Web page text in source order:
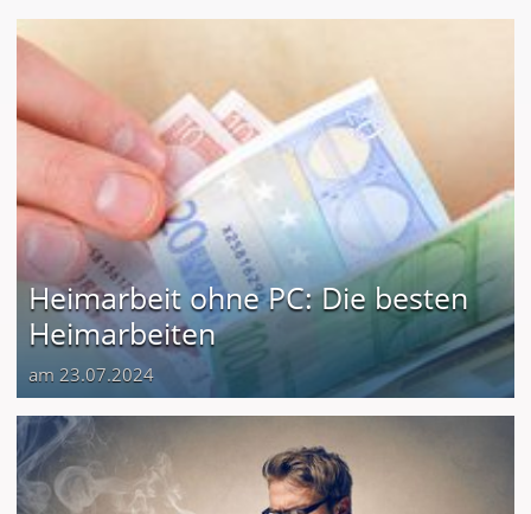
Heimarbeit ohne PC: Die besten
Heimarbeiten
am 23.07.2024